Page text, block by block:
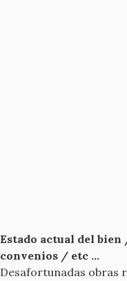
Estado actual del
convenios / etc ...
Desafortunadas obras